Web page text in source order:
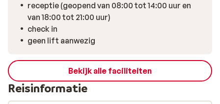
receptie (geopend van 08:00 tot 14:00 uur en
van 18:00 tot 21:00 uur)
check in
geen lift aanwezig
Bekijk alle faciliteiten
Reisinformatie